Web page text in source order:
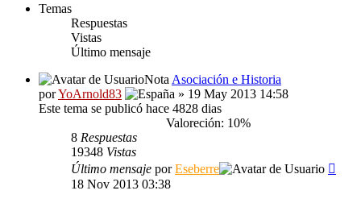
Temas
Respuestas
Vistas
Último mensaje
Nota Asociación e Historia
porYoArnold83
» 19 May 2013 14:58
Este tema se publicó hace 4828 dias
Valoreción: 10%
8 Respuestas
19348 Vistas
Último mensaje porEseberre
18 Nov 2013 03:38